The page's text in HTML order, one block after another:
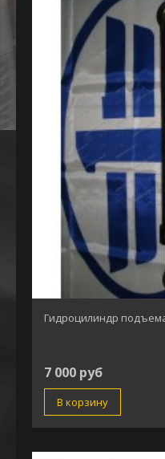
Гидроцилиндр подъема
7 000 руб
В корзину